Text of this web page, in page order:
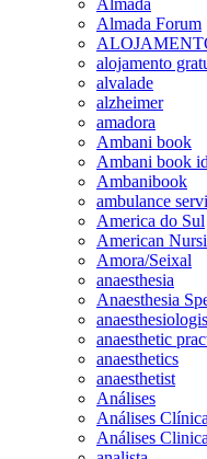
Almada Forum
alojamento
alvalade
alzheimer
amadora
Ambani book
Ambani book id
Ambanibook
ambulance
America do Sul
American
Amora/Seixal
anaesthesia
Anaesthesia
anaesthetic
anaesthetics
anaesthetist
Análises
Análises
Análises